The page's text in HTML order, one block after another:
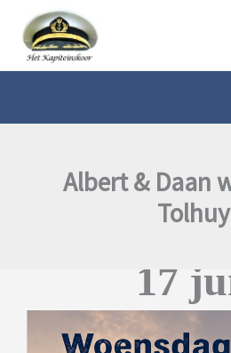
naar
inhoud
Albert & Daan
17